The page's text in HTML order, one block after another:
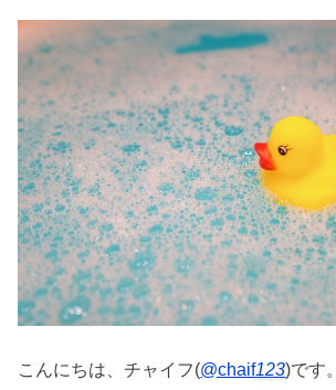
こんにちは、チャイフ(@chaif123)です。